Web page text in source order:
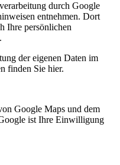
durch Google
entnehmen. Dort
Ihre persönlichen
der eigenen Daten im
finden Sie hier.
Google Maps und dem
ist Ihre Einwilligung